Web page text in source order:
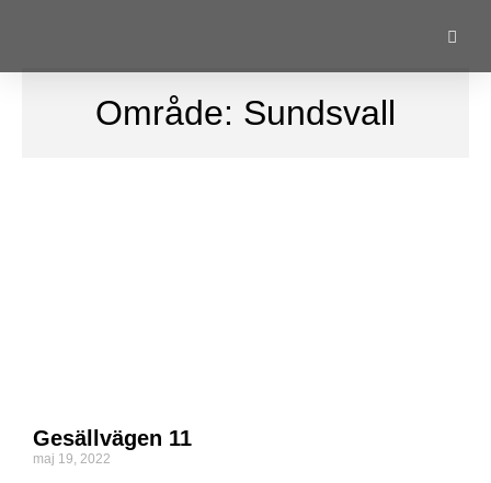
Område: Sundsvall
Gesällvägen 11
maj 19, 2022